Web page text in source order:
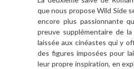
que nous propose Wild Side
encore plus passionnante
preuve supplémentaire de
laissée aux cinéastes qui y
des figures imposées pour
leur propre inspiration, en